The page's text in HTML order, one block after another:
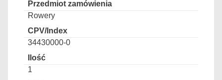
Rowery
34430000-0
1